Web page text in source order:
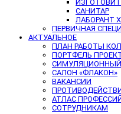
САНИТАР
ЛАБОРАНТ
ПЕРВИЧНАЯ
АКТУАЛЬНОЕ
ПЛАН РАБОТЫ
ПОРТФЕЛЬ
САЛОН «ФЛАКОН»
ВАКАНСИИ
АТЛАС
СОТРУДНИКАМ